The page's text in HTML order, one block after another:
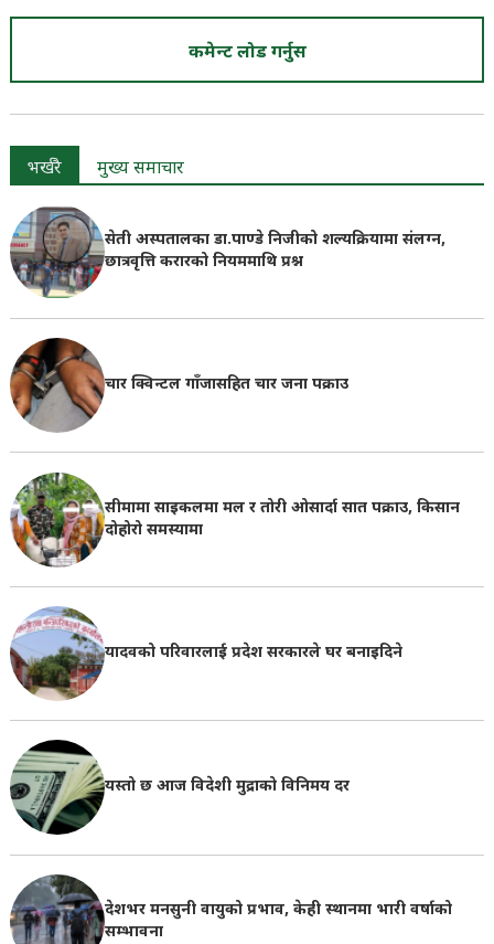
कमेन्ट लोड गर्नुस
भर्खरै मुख्य समाचार
सेती अस्पतालका डा.पाण्डे निजीको शल्यक्रियामा संलग्न,
छात्रवृत्ति करारको नियममाथि प्रश्न
चार क्विन्टल गाँजासहित चार जना पक्राउ
सीमामा साइकलमा मल र तोरी ओसार्दा सात पक्राउ, किसान
दोहोरो समस्यामा
यादवको परिवारलाई प्रदेश सरकारले घर बनाइदिने
यस्तो छ आज विदेशी मुद्राको विनिमय दर
देशभर मनसुनी वायुको प्रभाव, केही स्थानमा भारी वर्षाको
सम्भावना